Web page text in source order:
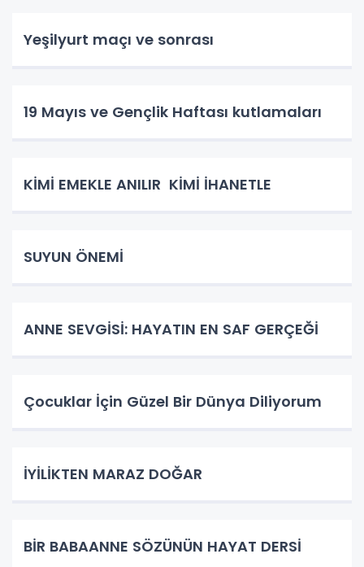
Yeşilyurt maçı ve sonrası
19 Mayıs ve Gençlik Haftası kutlamaları
KİMİ EMEKLE ANILIR KİMİ İHANETLE
SUYUN ÖNEMİ
ANNE SEVGİSİ: HAYATIN EN SAF GERÇEĞİ
Çocuklar İçin Güzel Bir Dünya Diliyorum
İYİLİKTEN MARAZ DOĞAR
BİR BABAANNE SÖZÜNÜN HAYAT DERSİ